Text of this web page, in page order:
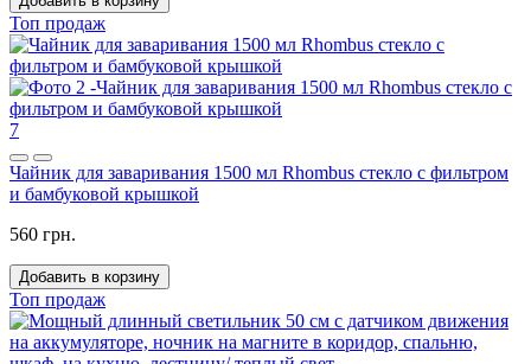
Топ продаж
7
Чайник для заваривания 1500 мл Rhombus стекло с фильтром
и бамбуковой крышкой
560 грн.
Добавить в корзину
Топ продаж